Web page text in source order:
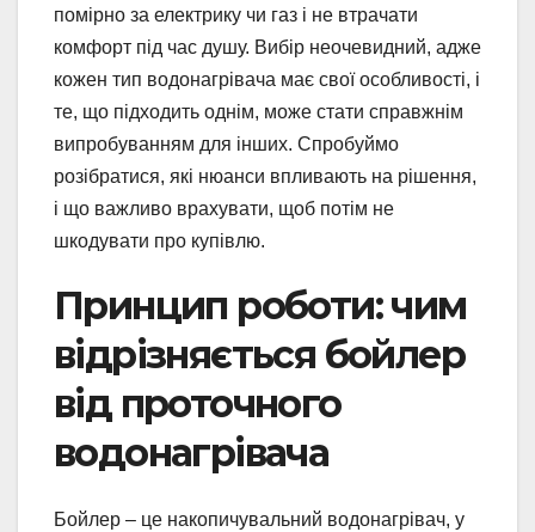
помірно за електрику чи газ і не втрачати
комфорт під час душу. Вибір неочевидний, адже
кожен тип водонагрівача має свої особливості, і
те, що підходить однім, може стати справжнім
випробуванням для інших. Спробуймо
розібратися, які нюанси впливають на рішення,
і що важливо врахувати, щоб потім не
шкодувати про купівлю.
Принцип роботи: чим
відрізняється бойлер
від проточного
водонагрівача
Бойлер – це накопичувальний водонагрівач, у